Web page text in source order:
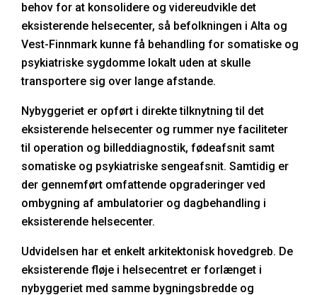
behov for at konsolidere og videreudvikle det
eksisterende helsecenter, så befolkningen i Alta og
Vest-Finnmark kunne få behandling for somatiske og
psykiatriske sygdomme lokalt uden at skulle
transportere sig over lange afstande.
Nybyggeriet er opført i direkte tilknytning til det
eksisterende helsecenter og rummer nye faciliteter
til operation og billeddiagnostik, fødeafsnit samt
somatiske og psykiatriske sengeafsnit. Samtidig er
der gennemført omfattende opgraderinger ved
ombygning af ambulatorier og dagbehandling i
eksisterende helsecenter.
Udvidelsen har et enkelt arkitektonisk hovedgreb. De
eksisterende fløje i helsecentret er forlænget i
nybyggeriet med samme bygningsbredde og